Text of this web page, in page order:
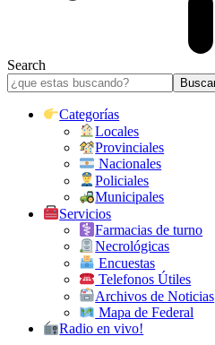
Search
Categorías
Locales
Provinciales
Nacionales
Policiales
Municipales
Servicios
Farmacias de turno
Necrológicas
Encuestas
Telefonos Útiles
Archivos de Noticias
Mapa de Federal
Radio en vivo!